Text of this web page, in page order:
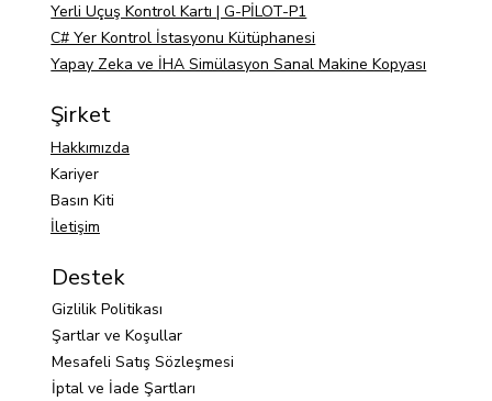
Şirket
Hakkımızda
Kariyer
Basın Kiti
İletişim
Yerli Uçuş Kontrol Kartı | G-PİLOT-P1
C# Yer Kontrol İstasyonu Kütüphanesi
Yapay Zeka ve İHA Simülasyon Sanal Makine Kopyası
Destek
Gizlilik Politikası
Şartlar ve Koşullar
Mesafeli Satış Sözleşmesi
İptal ve İade Şartları